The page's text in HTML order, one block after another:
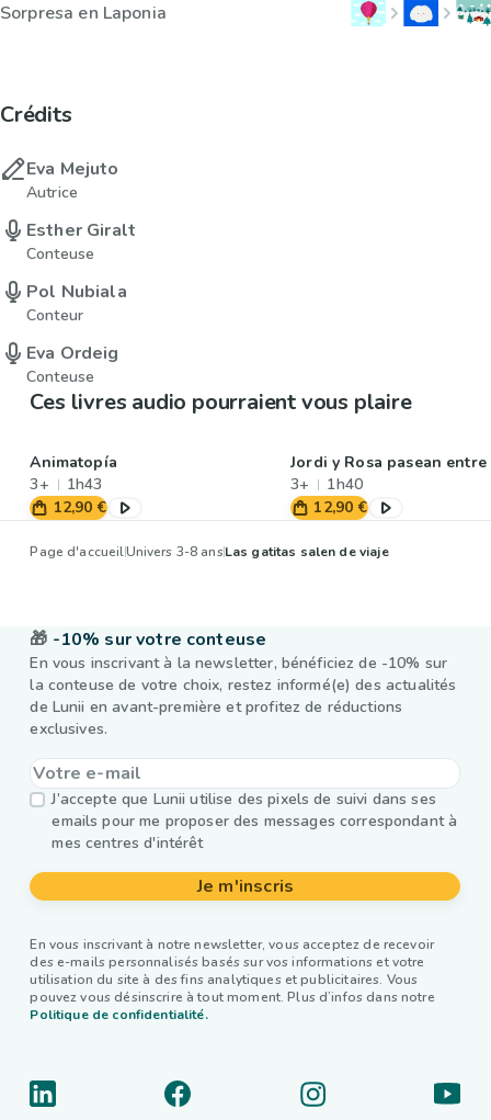
Sorpresa en Laponia
Crédits
Eva Mejuto
Autrice
Esther Giralt
Conteuse
Pol Nubiala
Conteur
Eva Ordeig
Conteuse
Ces livres audio pourraient vous plaire
Animatopía
3+
1h43
12,90 €
Jordi y Rosa pasean
3+
1h40
12,90 €
Page d'accueilUnivers 3-8 ansLas gatitas salen de viaje
🎁 -10% sur votre conteuse
En vous inscrivant à la newsletter, bénéficiez de -10% sur
la conteuse de votre choix, restez informé(e) des actualités
de Lunii en avant-première et profitez de réductions
exclusives.
J’accepte que Lunii utilise des pixels de suivi dans ses
emails pour me proposer des messages correspondant à
mes centres d'intérêt
Je m'inscris
En vous inscrivant à notre newsletter, vous acceptez de recevoir
des e-mails personnalisés basés sur vos informations et votre
utilisation du site à des fins analytiques et publicitaires. Vous
pouvez vous désinscrire à tout moment. Plus d’infos dans notre
Politique de confidentialité.